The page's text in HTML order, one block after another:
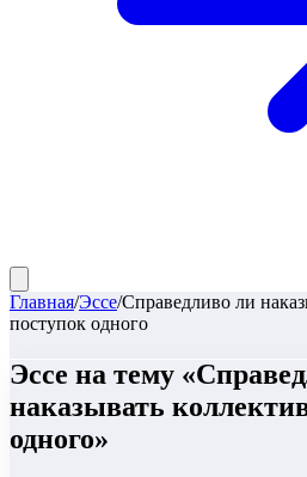
Главная/Эссе/Справедливо ли
поступок одного
Эссе на тему «
наказывать
одного»